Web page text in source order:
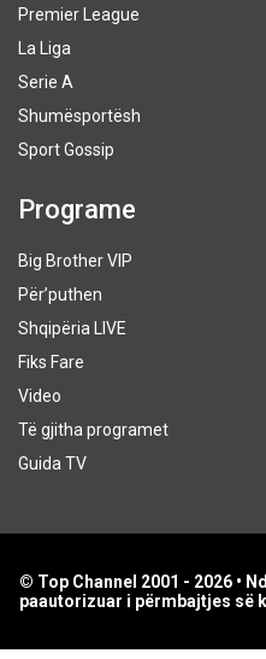
Premier League
La Liga
Serie A
Shumësportësh
Sport Gossip
Programe
Big Brother VIP
Për’puthen
Shqipëria LIVE
Fiks Fare
Video
Të gjitha programet
Guida TV
© Top Channel 2001 - 2026 •
paautorizuar i përmbajtjes së